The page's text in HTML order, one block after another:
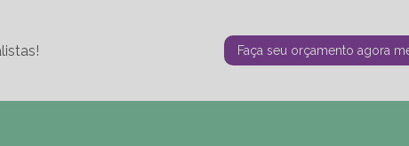
Faça seu orçamento agora